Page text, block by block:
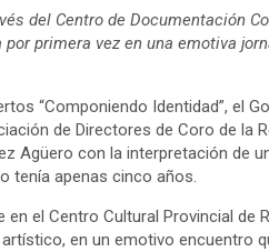
del Centro de Documentación
primera vez en una emotiva
“Componiendo Identidad”, el
de Directores de Coro de la
Agüero con la interpretación de
tenía apenas cinco años.
en el Centro Cultural Provincial de
en un emotivo encuentro